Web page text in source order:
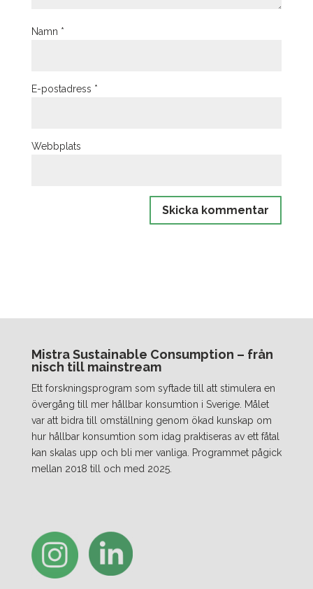
Namn *
E-postadress *
Webbplats
Mistra Sustainable Consumption – från
nisch till mainstream
Ett forskningsprogram som syftade till att stimulera en
övergång till mer hållbar konsumtion i Sverige. Målet
var att bidra till omställning genom ökad kunskap om
hur hållbar konsumtion som idag praktiseras av ett fåtal
kan skalas upp och bli mer vanliga. Programmet pågick
mellan 2018 till och med 2025.